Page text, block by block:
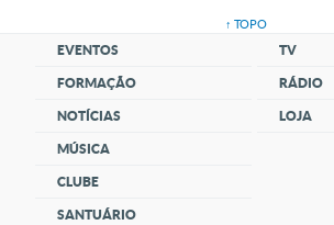
↑ TOPO
EVENTOS
FORMAÇÃO
NOTÍCIAS
MÚSICA
CLUBE
SANTUÁRIO
TV
RÁDIO
LOJA